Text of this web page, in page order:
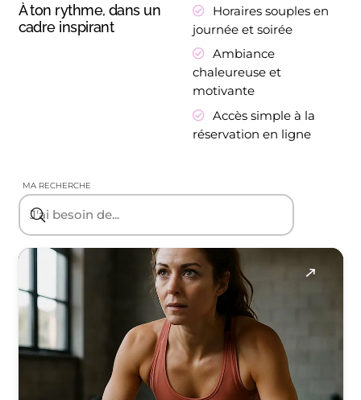
À ton rythme, dans un
cadre inspirant
Horaires souples en
journée et soirée
Ambiance
chaleureuse et
motivante
Accès simple à la
réservation en ligne
MA RECHERCHE